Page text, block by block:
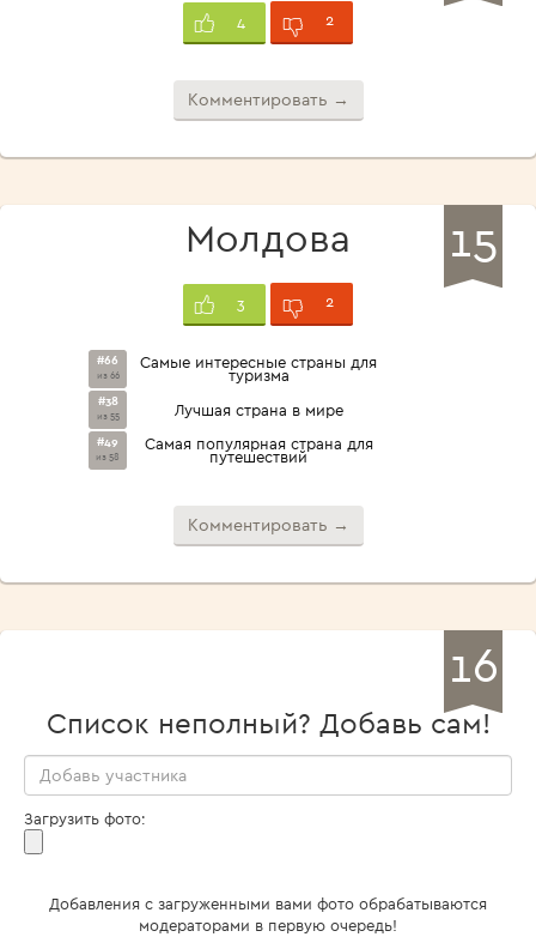
4 2
Комментировать →
15
Молдова
3 2
#66
из 66
Самые интересные страны для
туризма
#38
из 55 Лучшая страна в мире
#49
из 58
Самая популярная страна для
путешествий
Комментировать →
16
Список неполный? Добавь сам!
Загрузить фото:
Добавления с загруженными вами фото обрабатываются
модераторами в первую очередь!